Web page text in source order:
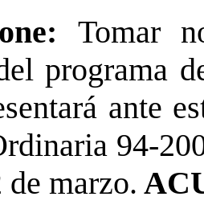
Tomar
programa
ante
94-
marzo.